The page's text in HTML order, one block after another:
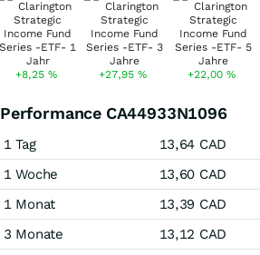
+8,25 % +27,95% +22,00 %
Performance CA44933N1096
1 Tag 13,64 CAD
1 Woche
13,60 CAD
1 Monat
13,39 CAD
3 Monate
13,12 CAD